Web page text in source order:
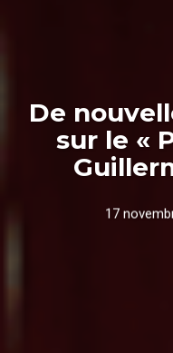
De
sur le «
17